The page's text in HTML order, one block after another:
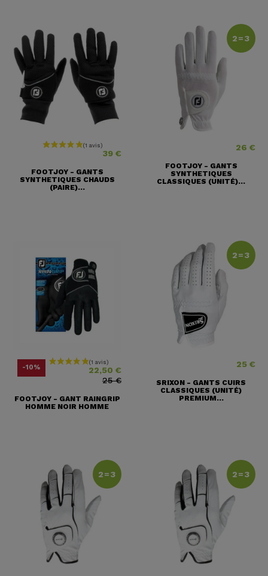
Prix 39 €
FOOTJOY - GANTS
SYNTHETIQUES CHAUDS
(PAIRE)...
2=3
Prix
26 €
FOOTJOY - GANTS
SYNTHETIQUES
CLASSIQUES (UNITÉ)...
-10% Prix 22,50 €
Prix ​​habituel
25 €
FOOTJOY - GANT RAINGRIP
HOMME NOIR HOMME
2=3
Prix
25 €
SRIXON - GANTS CUIRS
CLASSIQUES (UNITÉ)
PREMIUM...
2=3 2=3